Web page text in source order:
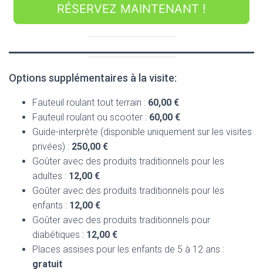
RÉSERVEZ MAINTENANT !
Options supplémentaires à la visite:
Fauteuil roulant tout terrain : 60,00 €
Fauteuil roulant ou scooter : 60,00 €
Guide-interprète (disponible uniquement sur les visites
privées) : 250,00 €
Goûter avec des produits traditionnels pour les
adultes : 12,00 €
Goûter avec des produits traditionnels pour les
enfants : 12,00 €
Goûter avec des produits traditionnels pour
diabétiques : 12,00 €
Places assises pour les enfants de 5 à 12 ans :
gratuit